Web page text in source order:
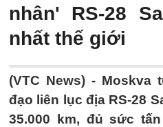
nhân' RS-28
nhất thế giới
(VTC News) - Moskva
đạo liên lục địa RS-28
35.000 km, đủ sức